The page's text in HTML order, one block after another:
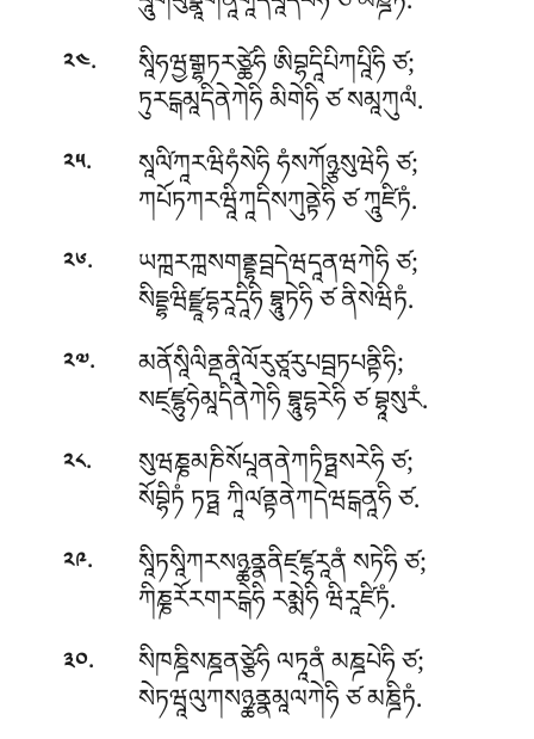
༢༤. སཱིཧཝྱགྒྷཏརཙྪེཧི ཨིབྷདཱིཔིཀཔཱིཧི ཙ;
ཏུརངྒམཱདིནེཀེཧི མིགེཧི ཙ སམཱཀུལཾ.
༢༥. སཱལི༹ཀཱརཝིཧཾསེཧི ཧཾསཀོཉྩསུཝེཧི ཙ;
ཀཔོཏཀརཝཱིཀཱདིསཀུནྟེཧི ཙ ཀཱུཛིཏཾ.
༢༦. ཡཀྑརཀྑསགནྡྷབྦདེཝདཱནཝཀེཧི ཙ;
སིདྡྷཝིཛྫཱདྷརཱདཱིཧི བྷཱུཏེཧི ཙ ནིསེཝིཏཾ.
༢༧. མནོསཱིལིནྡནཱིལོརུཙཱརུཔབྦཏཔནྟིཧི;
སཛ྄ཛྷུཧེམཱདིནེཀེཧི བྷཱུདྷརེཧི ཙ བྷཱསུརཾ.
༢༨. སུཝཎྞམཎིསོཔཱནནེཀཏིཏྠསརེཧི ཙ;
སོབྷིཏཾ ཏཏྠ ཀཱིལ༹ནྟནེཀདེཝངྒནཱཧི ཙ.
༢༩. སཱིཏསཱིཀརསཉྪནྣནིཛ྄ཛྷརཱནཾ སཏེཧི ཙ;
ཀིཎྞརོརགརངྒེཧི རམྨེཧི ཝིརཱཛིཏཾ.
༣༠. སིཁཎྜིསཎྜནཙྩེཧི ལཏཱནཾ མཎྜཔེཧི ཙ;
སེཏཝཱལུཀསཉྪནྣམཱལཀེཧི ཙ མཎྜིཏཾ.